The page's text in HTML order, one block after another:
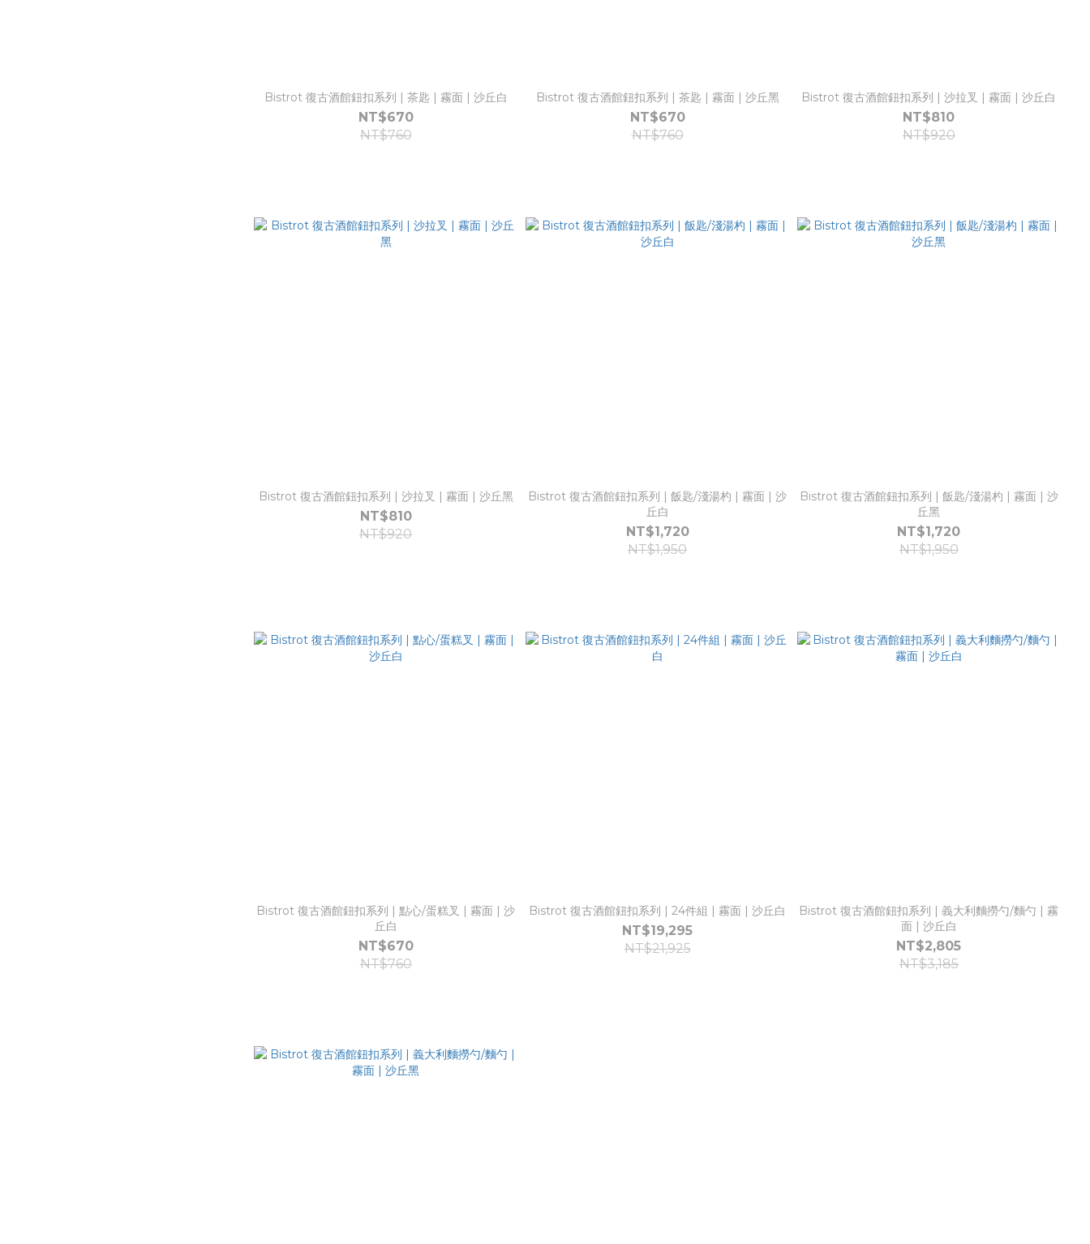
Bistrot 復古酒館鈕扣系列 | 茶匙 | 霧面 | 沙丘白
NT$670
NT$760
Bistrot 復古酒館鈕扣系列 | 茶匙 | 霧面 | 沙丘黑
NT$670
NT$760
Bistrot 復古酒館鈕扣系列 | 沙拉叉 | 霧面 | 沙丘白
NT$810
NT$920
Bistrot 復古酒館鈕扣系列 | 沙拉叉 | 霧面 | 沙丘黑
NT$810
NT$920
Bistrot 復古酒館鈕扣系列 | 飯匙/淺湯杓 | 霧面 | 沙
丘白
NT$1,720
NT$1,950
Bistrot 復古酒館鈕扣系列 | 飯匙/淺湯杓 | 霧面 | 沙
丘黑
NT$1,720
NT$1,950
Bistrot 復古酒館鈕扣系列 | 點心/蛋糕叉 | 霧面 | 沙
丘白
NT$670
NT$760
Bistrot 復古酒館鈕扣系列 | 24件組 | 霧面 | 沙丘白
NT$19,295
NT$21,925
Bistrot 復古酒館鈕扣系列 | 義大利麵撈勺/麵勺 | 霧
面 | 沙丘白
NT$2,805
NT$3,185